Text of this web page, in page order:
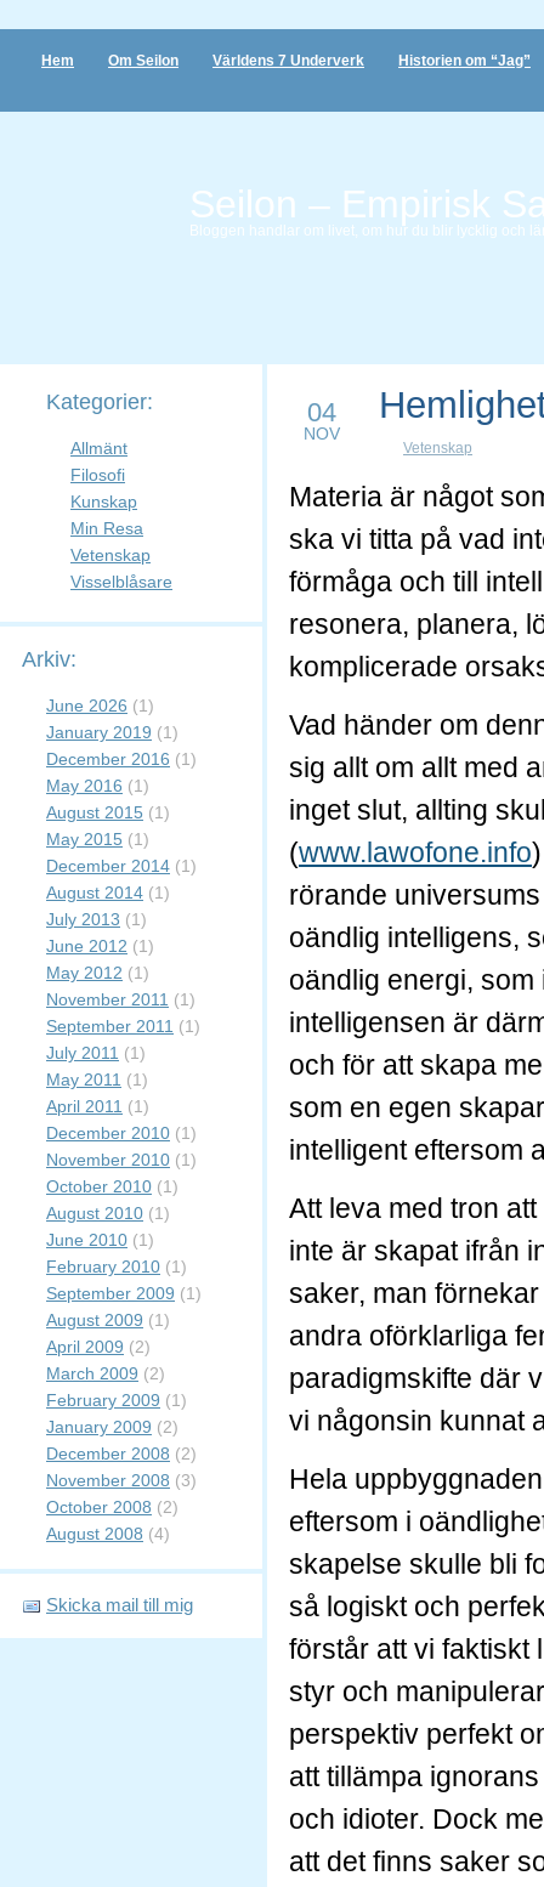
Hem Om Seilon Världens 7 Underverk Historien om “Jag”
Seilon – Empirisk
Bloggen handlar om livet, om hur du blir lycklig och
Kategorier:
Allmänt
Filosofi
Kunskap
Min Resa
Vetenskap
Visselblåsare
Arkiv:
June 2026 (1)
January 2019 (1)
December 2016 (1)
May 2016 (1)
August 2015 (1)
May 2015 (1)
December 2014 (1)
August 2014 (1)
July 2013 (1)
June 2012 (1)
May 2012 (1)
November 2011 (1)
September 2011 (1)
July 2011 (1)
May 2011 (1)
April 2011 (1)
December 2010 (1)
November 2010 (1)
October 2010 (1)
August 2010 (1)
June 2010 (1)
February 2010 (1)
September 2009 (1)
August 2009 (1)
April 2009 (2)
March 2009 (2)
February 2009 (1)
January 2009 (2)
December 2008 (2)
November 2008 (3)
October 2008 (2)
August 2008 (4)
Skicka mail till mig
04
NOV
Vetenskap
Materia är något
ska vi titta på vad
förmåga och till
resonera, planera,
komplicerade
Vad händer om
sig allt om allt med
inget slut, allting
(www.lawofone.info
rörande
oändlig intelligens,
oändlig energi,
intelligensen är
och för att skapa
som en egen
intelligent eftersom
Att leva med tron
inte är skapat ifrån
saker, man
andra oförklarliga
paradigmskifte där
vi någonsin kunnat
Hela
eftersom i
skapelse skulle bli
så logiskt och
förstår att vi faktiskt
styr och
perspektiv perfekt
att tillämpa
och idioter. Dock
att det finns saker